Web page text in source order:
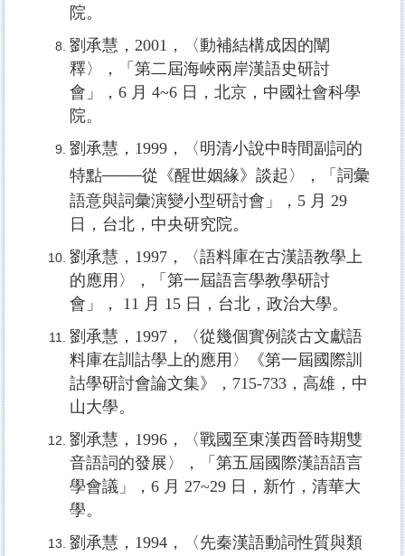
院。
劉承慧，2001，〈動補結構成因的闡
釋〉，「第二屆海峽兩岸漢語史研討
會」，6 月 4~6 日，北京，中國社會科學
院。
劉承慧，1999，〈明清小說中時間副詞的
特點——從《醒世姻緣》談起〉，「詞彙
語意與詞彙演變小型研討會」，5 月 29
日，台北，中央研究院。
劉承慧，1997，〈語料庫在古漢語教學上
的應用〉，「第一屆語言學教學研討
會」， 11 月 15 日，台北，政治大學。
劉承慧，1997，〈從幾個實例談古文獻語
料庫在訓詁學上的應用〉《第一屆國際訓
詁學研討會論文集》，715-733，高雄，中
山大學。
劉承慧，1996，〈戰國至東漢西晉時期雙
音語詞的發展〉，「第五屆國際漢語語言
學會議」，6 月 27~29 日，新竹，清華大
學。
劉承慧，1994，〈先秦漢語動詞性質與類